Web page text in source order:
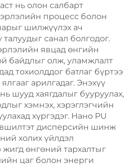
нь олон салбарт
процесс болон
шилжүүлэх ач
талуудыг санал болгодог.
явцад өнгийн
байдлыг олж, уламжлалт
тохиолддог батлаг бүртээ
арилгадаг. Энэхүү
шууд хаягдалыг бууруулах,
хэмнэх, хэрэглэгчийн
хүргэдэг. Нано PU
дисперсийн шинж
холих үйлдэл
жигд өнгөний тархалтыг
цаг болон энерги